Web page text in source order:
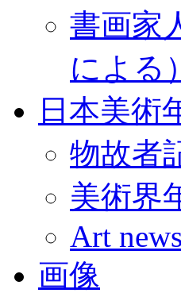
書画家
による）
日本美術
物故者
美術界
Art
画像